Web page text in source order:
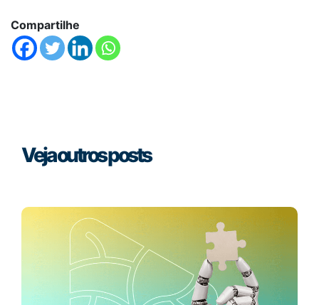
Compartilhe
Veja outros posts